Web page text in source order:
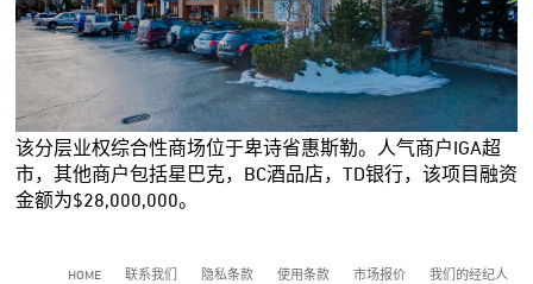
该分层业权综合性商场位于卑诗省惠斯勒。人气商户IGA超
市，其他商户包括星巴克，BC酒品店，TD银行，该项目融资
金额为$28,000,000。
HOME 联系我们 隐私条款 使用条款 市场报价 我们的经纪人